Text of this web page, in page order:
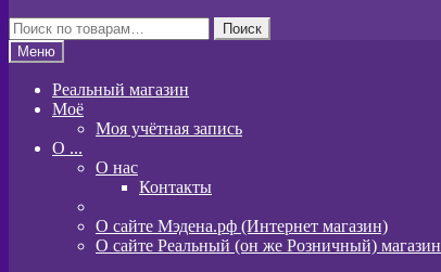
Искать:
Поиск
Меню
Реальный магазин
Моё
Моя учётная запись
O ...
О нас
Контакты
О сайте Мэдена.рф (Интернет магазин)
О сайте Реальный (он же Розничный) магазин